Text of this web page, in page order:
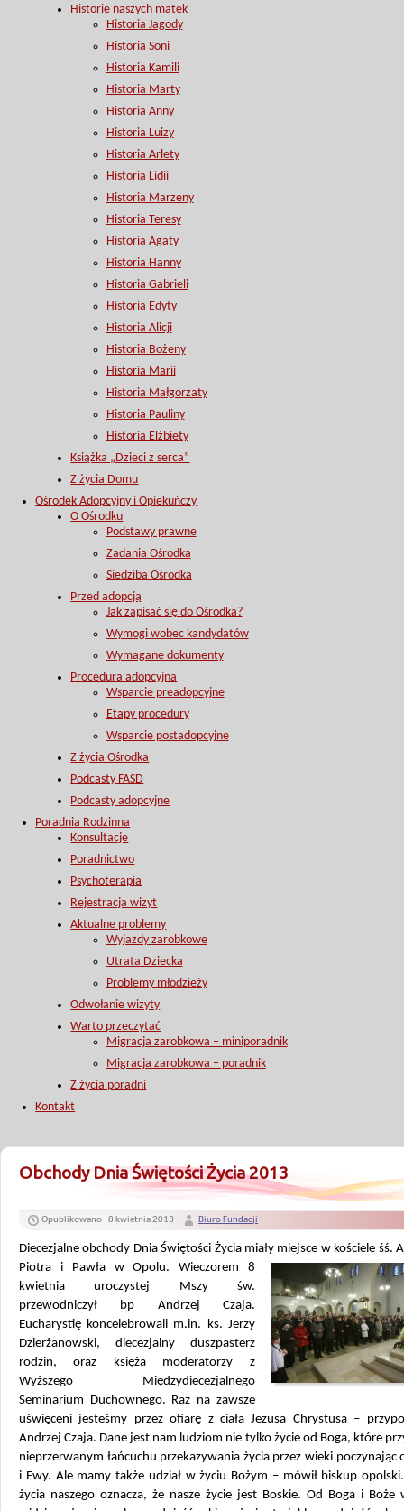
Historie naszych matek
Historia Jagody
Historia Soni
Historia Kamili
Historia Marty
Historia Anny
Historia Luizy
Historia Arlety
Historia Lidii
Historia Marzeny
Historia Teresy
Historia Agaty
Historia Hanny
Historia Gabrieli
Historia Edyty
Historia Alicji
Historia Bożeny
Historia Marii
Historia Małgorzaty
Historia Pauliny
Historia Elżbiety
Książka „Dzieci z serca”
Z życia Domu
Ośrodek Adopcyjny i Opiekuńczy
O Ośrodku
Podstawy prawne
Zadania Ośrodka
Siedziba Ośrodka
Przed adopcją
Jak zapisać się do Ośrodka?
Wymogi wobec kandydatów
Wymagane dokumenty
Procedura adopcyjna
Wsparcie preadopcyjne
Etapy procedury
Wsparcie postadopcyjne
Z życia Ośrodka
Podcasty FASD
Podcasty adopcyjne
Poradnia Rodzinna
Konsultacje
Poradnictwo
Psychoterapia
Rejestracja wizyt
Aktualne problemy
Wyjazdy zarobkowe
Utrata Dziecka
Problemy młodzieży
Odwołanie wizyty
Warto przeczytać
Migracja zarobkowa – miniporadnik
Migracja zarobkowa – poradnik
Z życia poradni
Kontakt
Obchody Dnia Świętości Życia 2013
Opublikowano 8 kwietnia 2013 Biuro Fundacji
Diecezjalne obchody Dnia Świętości Życia miały miejsce w kościele śś.
Piotra i Pawła w Opolu. Wieczorem 8
kwietnia uroczystej Mszy św.
przewodniczył bp Andrzej Czaja.
Eucharystię koncelebrowali m.in. ks. Jerzy
Dzierżanowski, diecezjalny duszpasterz
rodzin, oraz księża moderatorzy z
Wyższego Międzydiecezjalnego
Seminarium Duchownego. Raz na zawsze
uświęceni jesteśmy przez ofiarę z ciała Jezusa Chrystusa –
Andrzej Czaja. Dane jest nam ludziom nie tylko życie od Boga, które
nieprzerwanym łańcuchu przekazywania życia przez wieki poczynając
i Ewy. Ale mamy także udział w życiu Bożym – mówił biskup
życia naszego oznacza, że nasze życie jest Boskie. Od Boga i Boże